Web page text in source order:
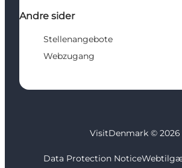
Andre sider
Stellenangebote
Webzugang
VisitDenmark © 2026
Data Protection Notice